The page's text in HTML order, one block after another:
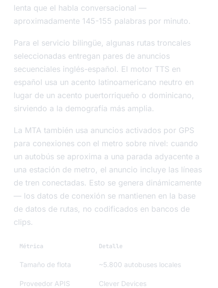
lenta que el habla conversacional —
aproximadamente 145-155 palabras por minuto.
Para el servicio bilingüe, algunas rutas troncales
seleccionadas entregan pares de anuncios
secuenciales inglés-español. El motor TTS en
español usa un acento latinoamericano neutro en
lugar de un acento puertorriqueño o dominicano,
sirviendo a la demografía más amplia.
La MTA también usa anuncios activados por GPS
para conexiones con el metro sobre nivel: cuando
un autobús se aproxima a una parada adyacente a
una estación de metro, el anuncio incluye las líneas
de tren conectadas. Esto se genera dinámicamente
— los datos de conexión se mantienen en la base
de datos de rutas, no codificados en bancos de
clips.
Métrica Detalle
Tamaño de flota ~5.800 autobuses locales
Proveedor APIS Clever Devices